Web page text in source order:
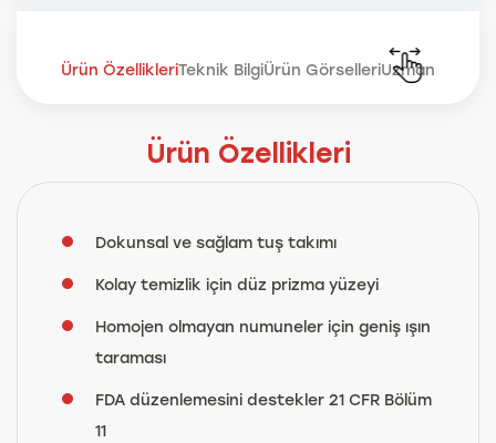
Ürün ÖzellikleriTeknik BilgiÜrün GörselleriUzmana Sor
Ürün Özellikleri
Dokunsal ve sağlam tuş takımı
Kolay temizlik için düz prizma yüzeyi
Homojen olmayan numuneler için geniş ışın
taraması
FDA düzenlemesini destekler 21 CFR Bölüm
11